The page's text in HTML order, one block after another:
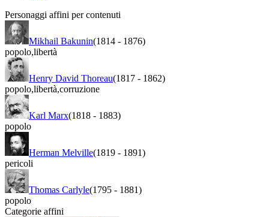
Personaggi affini per contenuti
Mikhail Bakunin(1814 - 1876)
popolo,libertà
Henry David Thoreau(1817 - 1862)
popolo,libertà,corruzione
Karl Marx(1818 - 1883)
popolo
Herman Melville(1819 - 1891)
pericoli
Thomas Carlyle(1795 - 1881)
popolo
Categorie affini